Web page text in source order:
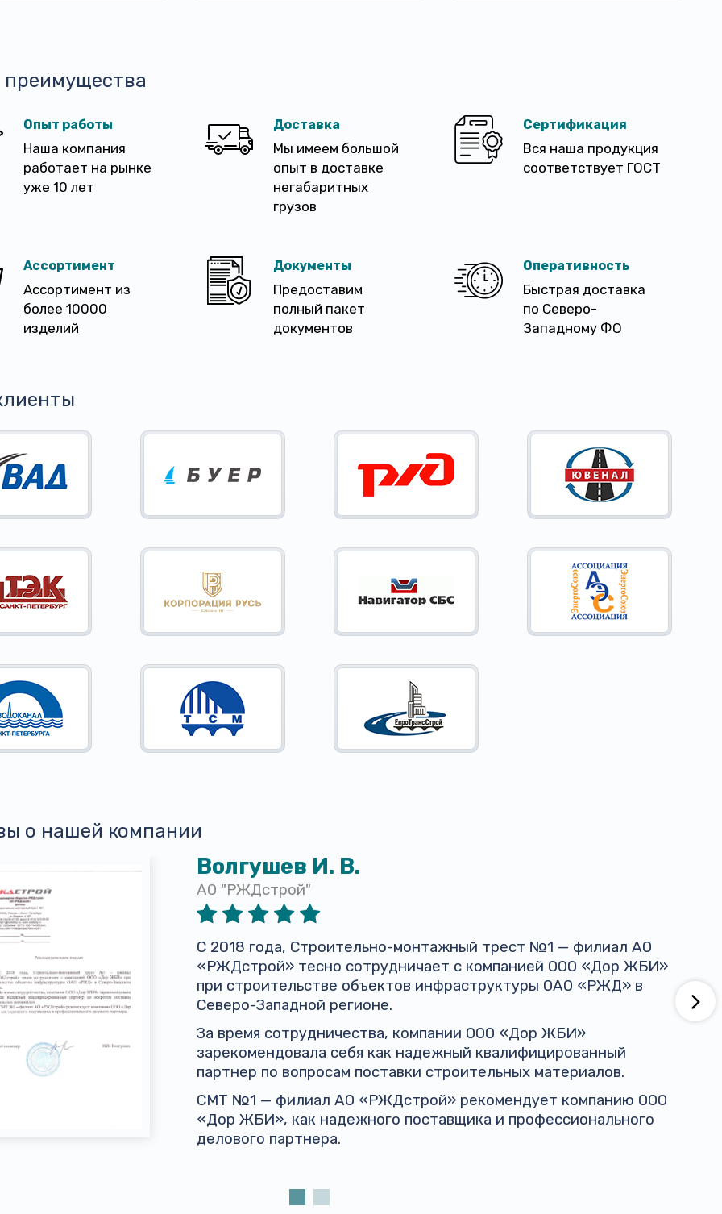
Опыт работы
Наша компания
работает на рынке
уже 10 лет
Доставка
Мы имеем большой
опыт в доставке
негабаритных
грузов
Сертификация
Вся наша продукция
соответствует ГОСТ
Ассортимент
Ассортимент из
более 10000
изделий
Документы
Предоставим
полный пакет
документов
Оперативность
Быстрая доставка
по Северо-
Западному ФО
о нашей компании
Волгушев И. В.
АО "РЖДстрой"
С 2018 года, Строительно-монтажный трест №1 — филиал АО
«РЖДстрой» тесно сотрудничает с компанией ООО «Дор ЖБИ»
при строительстве объектов инфраструктуры ОАО «РЖД» в
Северо-Западной регионе.
За время сотрудничества, компании ООО «Дор ЖБИ»
зарекомендовала себя как надежный квалифицированный
партнер по вопросам поставки строительных материалов.
СМТ №1 — филиал АО «РЖДстрой» рекомендует компанию ООО
«Дор ЖБИ», как надежного поставщика и профессионального
делового партнера.